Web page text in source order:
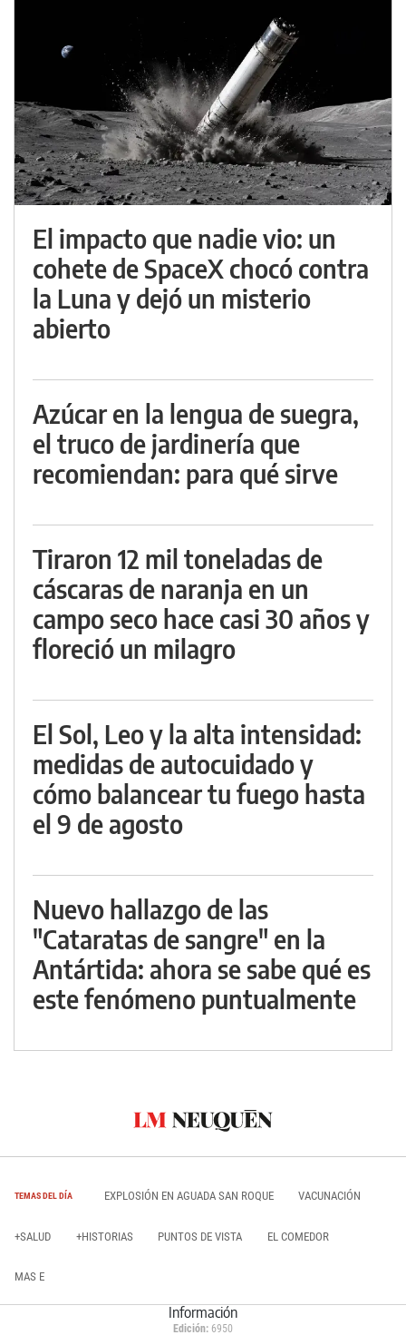
El impacto que nadie vio: un
cohete de SpaceX chocó contra
la Luna y dejó un misterio
abierto
Azúcar en la lengua de suegra,
el truco de jardinería que
recomiendan: para qué sirve
Tiraron 12 mil toneladas de
cáscaras de naranja en un
campo seco hace casi 30 años y
floreció un milagro
El Sol, Leo y la alta intensidad:
medidas de autocuidado y
cómo balancear tu fuego hasta
el 9 de agosto
Nuevo hallazgo de las
"Cataratas de sangre" en la
Antártida: ahora se sabe qué es
este fenómeno puntualmente
TEMAS DEL DÍA EXPLOSIÓN EN AGUADA SAN ROQUE VACUNACIÓN
+SALUD +HISTORIAS PUNTOS DE VISTA EL COMEDOR
MAS E
Información
Edición: 6950